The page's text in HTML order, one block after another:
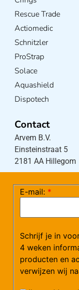
Rescue Trade
Actiomedic
Schnitzler
ProStrap
Solace
Aquashield
Dispotech
Contact
Arvem B.V.
Einsteinstraat 5
2181 AA Hillegom
Tel:0252-533256
08:30-16:00 uur)
Mail:
Werken bij Arvem?
Bekijk hier onze
E-mail: *
Schrijf je in
4 weken
producten en
verwijzen wij